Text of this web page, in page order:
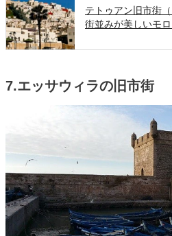
テトゥアン旧市街
街並みが美しいモ
7.エッサウィラの旧市街